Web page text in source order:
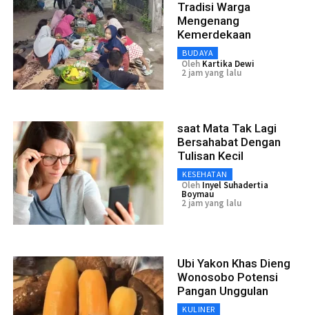
Tradisi Warga
Mengenang
Kemerdekaan
BUDAYA
Oleh Kartika Dewi
2 jam yang lalu
saat Mata Tak Lagi
Bersahabat Dengan
Tulisan Kecil
KESEHATAN
Oleh Inyel Suhadertia
Boymau
2 jam yang lalu
Ubi Yakon Khas Dieng
Wonosobo Potensi
Pangan Unggulan
KULINER